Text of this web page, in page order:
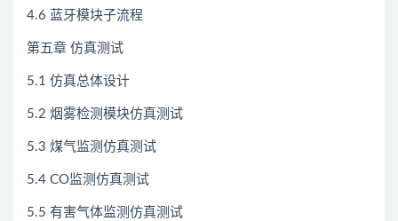
4.6 蓝牙模块子流程
第五章 仿真测试
5.1 仿真总体设计
5.2 烟雾检测模块仿真测试
5.3 煤气监测仿真测试
5.4 CO监测仿真测试
5.5 有害气体监测仿真测试